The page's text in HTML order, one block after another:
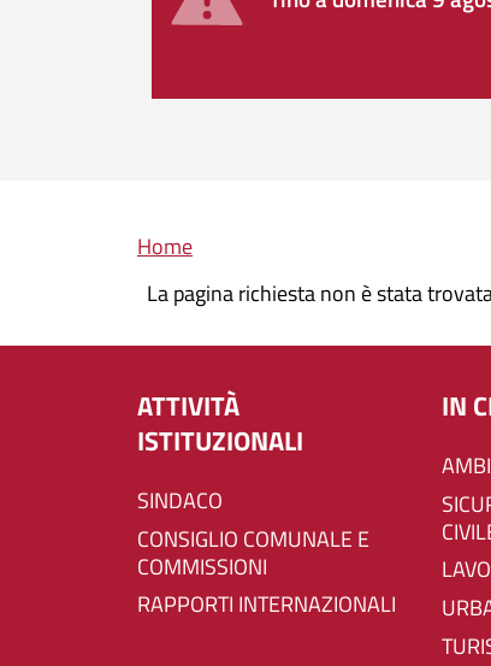
Briciole di pane
Home
La pagina richiesta non è stata
ATTIVITÀ
ISTITUZIONALI
SINDACO
CONSIGLIO COMUNALE E
COMMISSIONI
RAPPORTI INTERNAZIONALI
IN
SICUREZZA E PROTEZIONE